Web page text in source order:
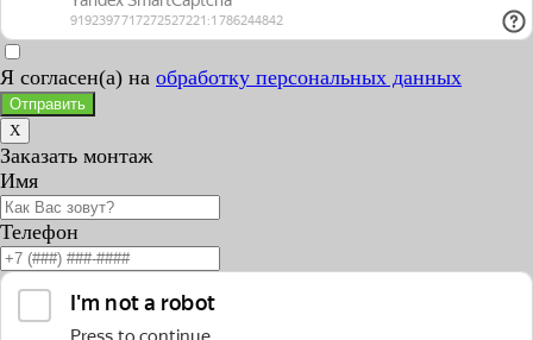
Я согласен(а) на обработку персональных данных
Отправить
X
Заказать монтаж
Имя
Телефон